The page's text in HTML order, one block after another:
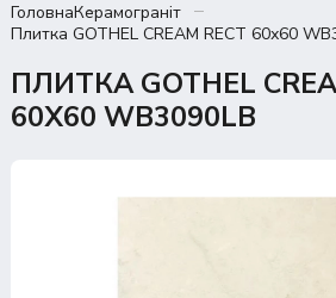
ГоловнаКерамограніт
Плитка GOTHEL CREAM RECT 60х60
ПЛИТКА GOTHEL
60Х60 WB3090LB